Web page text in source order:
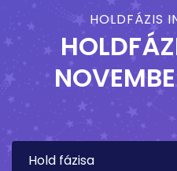
HOLDFÁZIS
Hold fázisa